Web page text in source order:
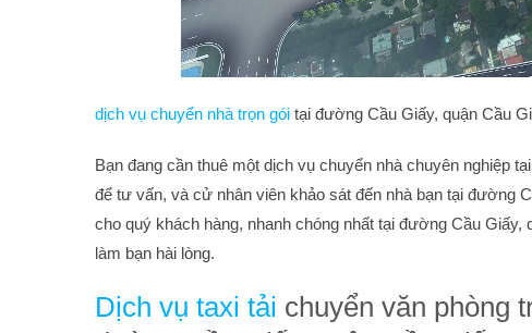
dịch vụ chuyển nhà trọn gói tại đường Cầu Giấy, quận Cầu
Bạn đang cần thuê một dịch vụ chuyển nhà chuyên nghiệp
để tư vấn, và cử nhân viên khảo sát đến nhà bạn tại đường
cho quý khách hàng, nhanh chóng nhất tại đường Cầu
làm bạn hài lòng.
Dịch vụ taxi tải chuyển văn phòng